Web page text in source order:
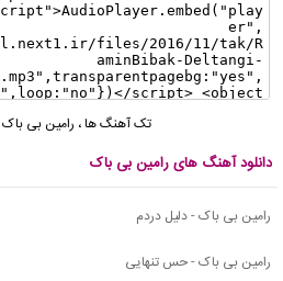
تک آهنگ ها، رامین بی باک
دانلود آهنگ های رامین بی باک
رامین بی باک - دلیل دردم
رامین بی باک - حس تنهایی